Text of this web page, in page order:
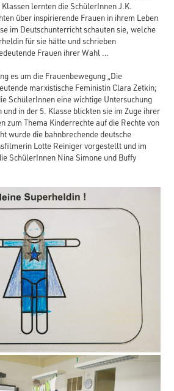
lernten die SchülerInnen J.K.
über inspirierende Frauen in ihrem Leben
im Deutschunterricht schauten sie, welche
für sie hätte und schrieben
Frauen ihrer Wahl …
es um die Frauenbewegung „Die
marxistische Feministin Clara Zetkin;
SchülerInnen eine wichtige Untersuchung
und in der 5. Klasse blickten sie im Zuge ihrer
zum Thema Kinderrechte auf die Rechte von
wurde die bahnbrechende deutsche
Lotte Reiniger vorgestellt und im
SchülerInnen Nina Simone und Buffy